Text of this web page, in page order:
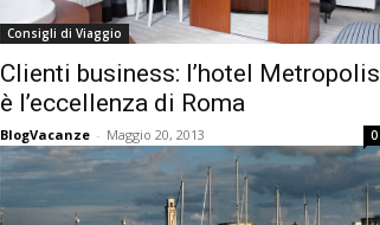
Consigli di Viaggio
Clienti business: l’hotel Metropolis
è l’eccellenza di Roma
BlogVacanze - Maggio 20, 2013 0